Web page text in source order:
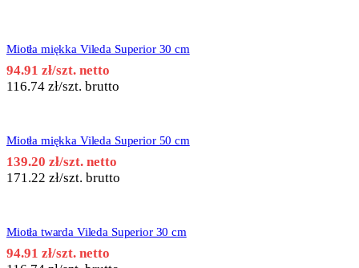
Miotła miękka Vileda Superior 30 cm
94.91 zł/szt. netto
116.74 zł/szt. brutto
Miotła miękka Vileda Superior 50 cm
139.20 zł/szt. netto
171.22 zł/szt. brutto
Miotła twarda Vileda Superior 30 cm
94.91 zł/szt. netto